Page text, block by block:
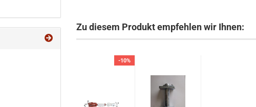
Zu diesem Produkt empfehlen wir Ihnen:
-10%